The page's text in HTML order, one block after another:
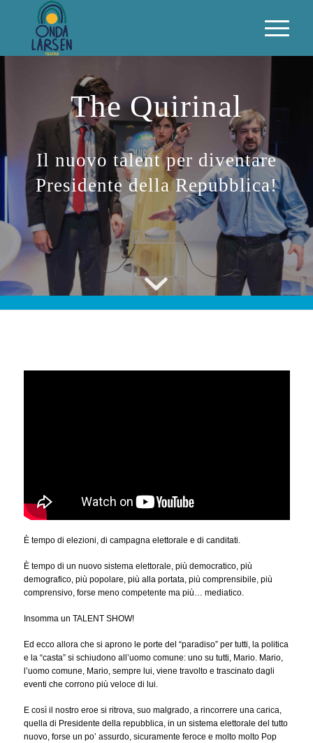
The Quirinal
Il nuovo talent per diventare
Presidente della Repubblica!
È tempo di elezioni, di campagna elettorale e di canditati.
È tempo di un nuovo sistema elettorale, più democratico, più
demografico, più popolare, più alla portata, più comprensibile, più
comprensivo, forse meno competente ma più… mediatico.
Insomma un TALENT SHOW!
Ed ecco allora che si aprono le porte del “paradiso” per tutti, la politica
e la “casta” si schiudono all’uomo comune: uno su tutti, Mario. Mario,
l’uomo comune, Mario, sempre lui, viene travolto e trascinato dagli
eventi che corrono più veloce di lui.
E così il nostro eroe si ritrova, suo malgrado, a rincorrere una carica,
quella di Presidente della repubblica, in un sistema elettorale del tutto
nuovo, forse un po’ assurdo, sicuramente feroce e molto molto Pop